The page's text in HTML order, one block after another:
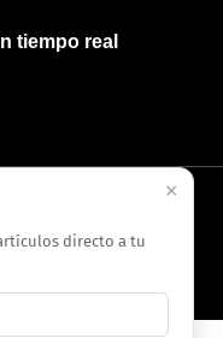
tiempo real
DE PRIVACIDAD
×
directo a tu